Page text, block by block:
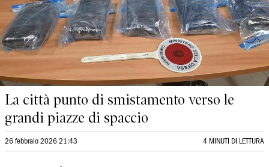
La città punto di smistamento verso le
grandi piazze di spaccio
26 febbraio 2026 21:43 4 MINUTI DI LETTURA